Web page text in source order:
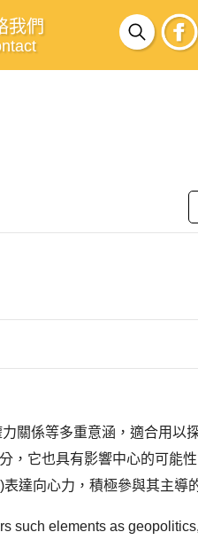
我們
關係等多重意涵，適合用以
，它也具有影響中心的可能
達向心力，積極參與其主導
such elements as